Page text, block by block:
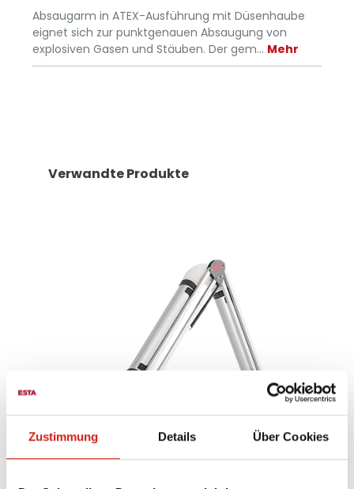
Zustimmung Details Über Cookies
Absaugarm in ATEX-Ausführung mit Düsenhaube
eignet sich zur punktgenauen Absaugung von
explosiven Gasen und Stäuben. Der gem… Mehr
Verwandte Produkte